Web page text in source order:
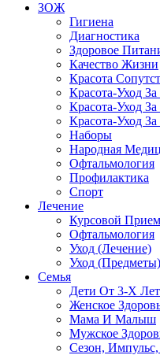
ЗОЖ
Гигиена
Диагностика
Здоровое
Качество Жизни
Красота
Красота-Уход
Красота-Уход
Красота-Уход
Наборы
Народная
Офтальмология
Профилактика
Спорт
Лечение
Курсовой
Офтальмология
Уход (Лечение)
Уход (Предметы)
Семья
Дети От 3-Х Лет
Женское
Мама И Малыш
Мужское
Сезон,